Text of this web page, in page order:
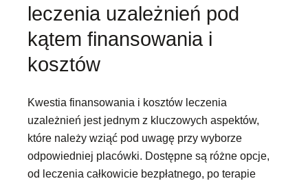
leczenia uzależnień pod
kątem finansowania i
kosztów
Kwestia finansowania i kosztów leczenia
uzależnień jest jednym z kluczowych aspektów,
które należy wziąć pod uwagę przy wyborze
odpowiedniej placówki. Dostępne są różne opcje,
od leczenia całkowicie bezpłatnego, po terapie